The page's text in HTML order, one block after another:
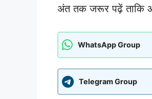
अंत तक जरूर पढ़ें ताकि
WhatsApp Group
Telegram Group